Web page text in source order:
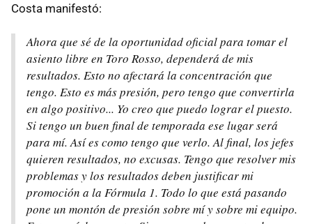
Costa manifestó:
Ahora que sé de la oportunidad oficial para tomar el
asiento libre en Toro Rosso, dependerá de mis
resultados. Esto no afectará la concentración que
tengo. Esto es más presión, pero tengo que convertirla
en algo positivo... Yo creo que puedo lograr el puesto.
Si tengo un buen final de temporada ese lugar será
para mí. Así es como tengo que verlo. Al final, los jefes
quieren resultados, no excusas. Tengo que resolver mis
problemas y los resultados deben justificar mi
promoción a la Fórmula 1. Todo lo que está pasando
pone un montón de presión sobre mí y sobre mi equipo.